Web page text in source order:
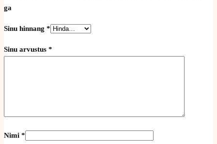
ga
Sinu hinnang *
Sinu arvustus *
Nimi *